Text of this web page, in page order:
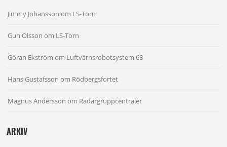
Jimmy Johansson om LS-Torn
Gun Olsson om LS-Torn
Göran Ekström om Luftvärnsrobotsystem 68
Hans Gustafsson om Rödbergsfortet
Magnus Andersson om Radargruppcentraler
ARKIV